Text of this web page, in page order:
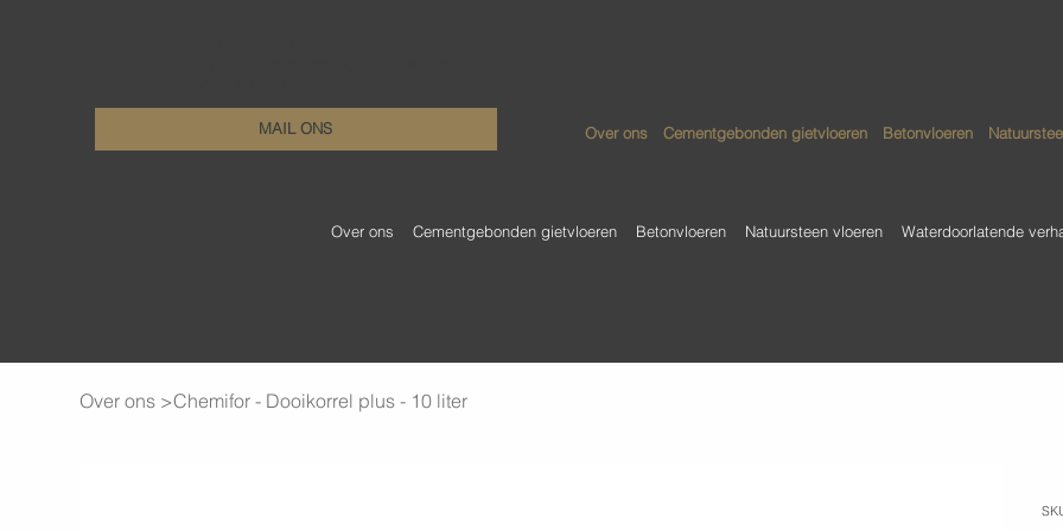
Over ons Cementgebonden gietvloeren Betonvloeren Natuursteen vloeren Waterdoorlatende
MAIL ONS Over ons Cementgebonden gietvloeren Betonvloeren
Over ons >Chemifor - Dooikorrel plus - 10 liter